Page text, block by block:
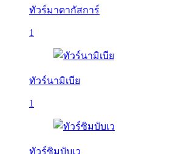
ทัวร์มาดากัสการ์
1
ทัวร์นามิเบีย
1
ทัวร์ซิมบับเว